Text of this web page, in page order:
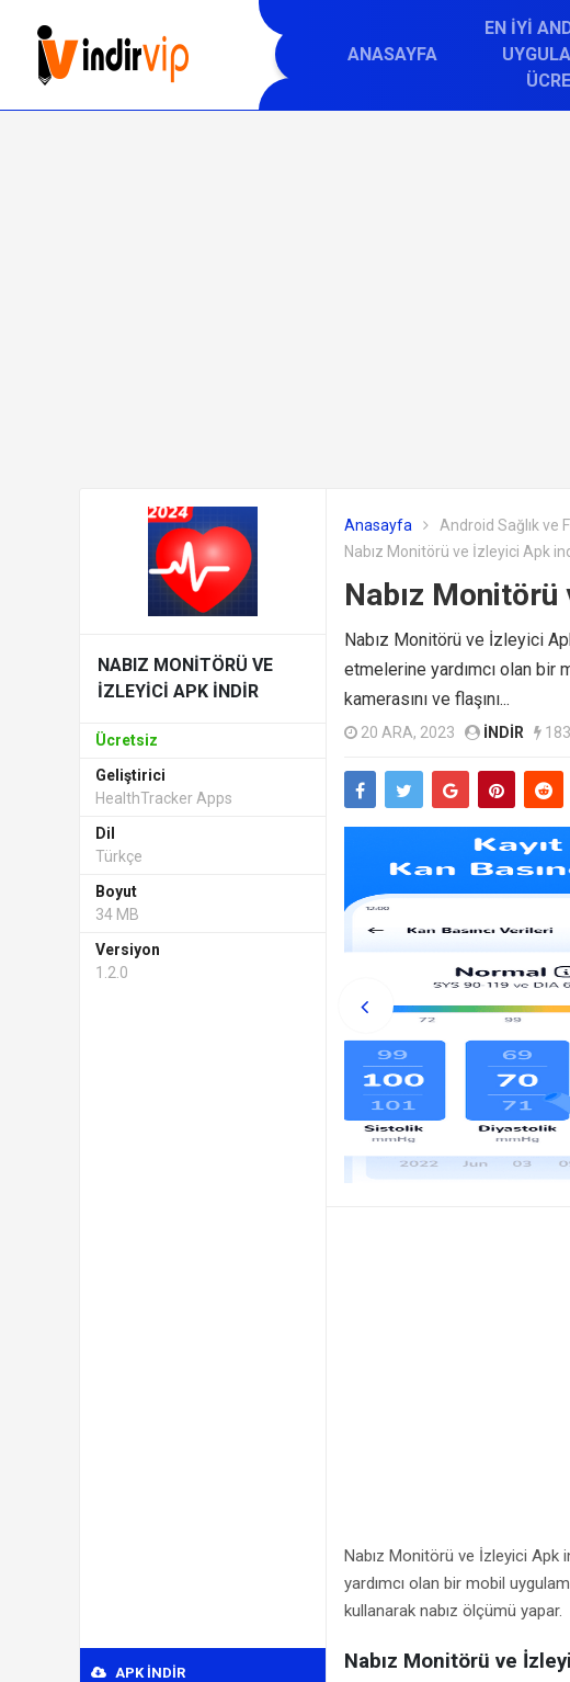
ANASAYFA
EN İYI
NABIZ MONITÖRÜ VE
İZLEYICI APK INDIR
Ücretsiz
Geliştirici
HealthTracker Apps
Dil
Türkçe
Boyut
34 MB
Versiyon
1.2.0
APK INDIR
Anasayfa
Android Sağlık ve
Nabız Monitörü ve İzleyici Apk
Nabız
Nabız Monitörü ve İzleyici
etmelerine yardımcı olan bir
kamerasını ve flaşını...
20 ARA, 2023 INDIR
Nabız Monitörü ve İzleyici Apk
yardımcı olan bir mobil
kullanarak nabız ölçümü yapar.
Nabız Monitörü ve